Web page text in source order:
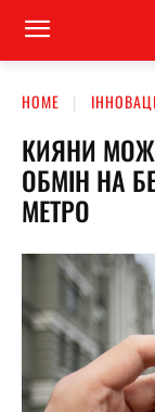
HOME
КИЯНИ
ОБМІН НА
МЕТРО